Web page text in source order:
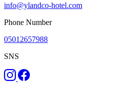
info@ylandco-hotel.com
Phone Number
05012657988
SNS